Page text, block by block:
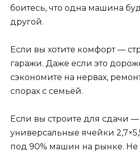
боитесь, что одна машина
другой.
Если вы хотите комфорт —
гаражи. Даже если это
сэкономите на нервах,
спорах с семьёй.
Если вы строите для сдачи —
универсальные ячейки
под 90% машин на рынке. Не